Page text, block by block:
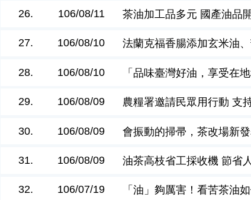
26. 106/08/11 茶油加工品多元 國產油品
27. 106/08/10 法蘭克福香腸添加玄米油
28. 106/08/10 「品味臺灣好油，享受在
29. 106/08/09 農糧署邀請民眾用行動 支
30. 106/08/09 會振動的掃帚，茶改場新
31. 106/08/09 油茶高枝省工採收機 節省
32. 106/07/19 「油」夠厲害！看苦茶油